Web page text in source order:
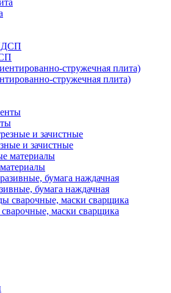
стружечная плита)
и зачистные
бумага наждачная
маски сварщика